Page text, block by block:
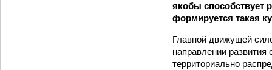
якобы способствует
формируется такая
Главной движущей
направлении
территориально